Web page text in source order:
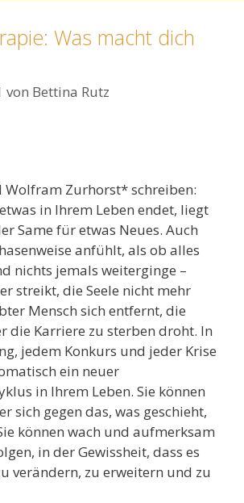
Was macht dich
von Bettina Rutz
Wolfram Zurhorst* schreiben:
in Ihrem Leben endet, liegt
Same für etwas Neues. Auch
anfühlt, als ob alles
nichts jemals weiterginge –
streikt, die Seele nicht mehr
Mensch sich entfernt, die
die Karriere zu sterben droht. In
jedem Konkurs und jeder Krise
ein neuer
in Ihrem Leben. Sie können
sich gegen das, was geschieht,
können wach und aufmerksam
in der Gewissheit, dass es
verändern, zu erweitern und zu